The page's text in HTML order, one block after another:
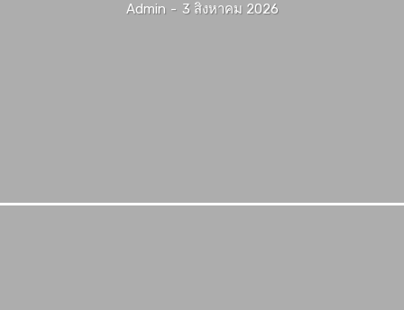
Admin - 3 สิงหาคม 2026